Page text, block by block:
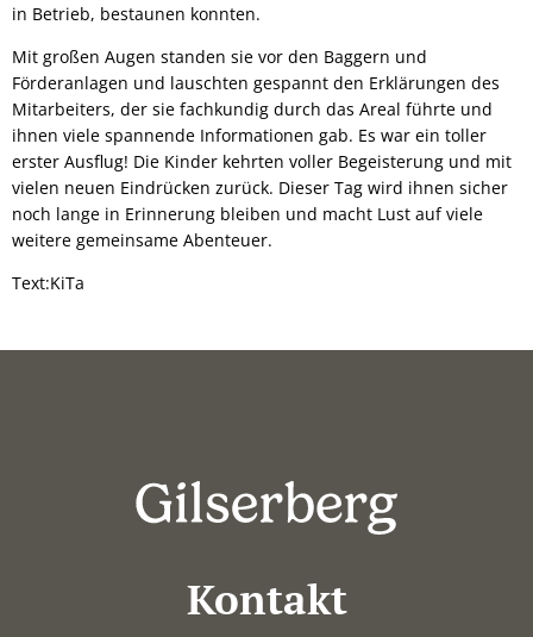
in Betrieb, bestaunen konnten.
Mit großen Augen standen sie vor den Baggern und
Förderanlagen und lauschten gespannt den Erklärungen des
Mitarbeiters, der sie fachkundig durch das Areal führte und
ihnen viele spannende Informationen gab. Es war ein toller
erster Ausflug! Die Kinder kehrten voller Begeisterung und mit
vielen neuen Eindrücken zurück. Dieser Tag wird ihnen sicher
noch lange in Erinnerung bleiben und macht Lust auf viele
weitere gemeinsame Abenteuer.
Text:KiTa
Kontakt